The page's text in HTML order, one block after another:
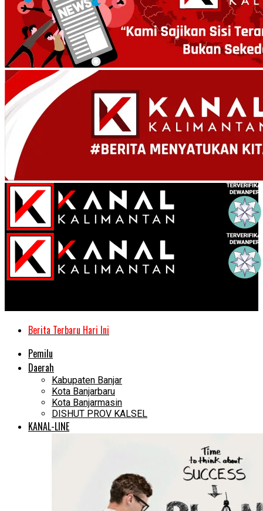
Berita Terbaru Hari Ini
Pemilu
Daerah
Kabupaten Banjar
Kota Banjarbaru
Kota Banjarmasin
DISHUT PROV KALSEL
KANAL-LINE